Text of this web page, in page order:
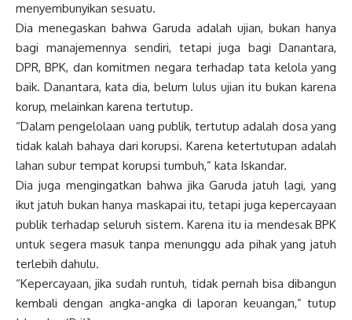
menyembunyikan sesuatu.
Dia menegaskan bahwa Garuda adalah ujian, bukan hanya
bagi manajemennya sendiri, tetapi juga bagi Danantara,
DPR, BPK, dan komitmen negara terhadap tata kelola yang
baik. Danantara, kata dia, belum lulus ujian itu bukan karena
korup, melainkan karena tertutup.
“Dalam pengelolaan uang publik, tertutup adalah dosa yang
tidak kalah bahaya dari korupsi. Karena ketertutupan adalah
lahan subur tempat korupsi tumbuh,” kata Iskandar.
Dia juga mengingatkan bahwa jika Garuda jatuh lagi, yang
ikut jatuh bukan hanya maskapai itu, tetapi juga kepercayaan
publik terhadap seluruh sistem. Karena itu ia mendesak BPK
untuk segera masuk tanpa menunggu ada pihak yang jatuh
terlebih dahulu.
“Kepercayaan, jika sudah runtuh, tidak pernah bisa dibangun
kembali dengan angka-angka di laporan keuangan,” tutup